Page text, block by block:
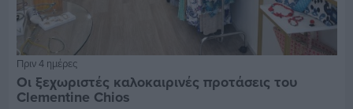
Πριν 4 ημέρες
Οι ξεχωριστές καλοκαιρινές προτάσεις του
Clementine Chios